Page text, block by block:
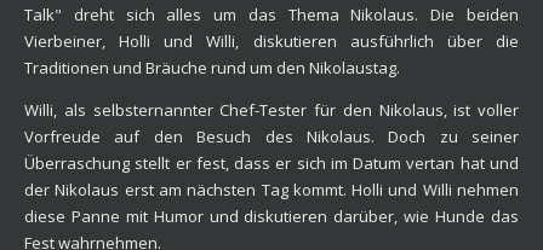
Talk" dreht sich alles um das Thema Nikolaus. Die beiden
Vierbeiner, Holli und Willi, diskutieren ausführlich über die
Traditionen und Bräuche rund um den Nikolaustag.
Willi, als selbsternannter Chef-Tester für den Nikolaus, ist voller
Vorfreude auf den Besuch des Nikolaus. Doch zu seiner
Überraschung stellt er fest, dass er sich im Datum vertan hat und
der Nikolaus erst am nächsten Tag kommt. Holli und Willi nehmen
diese Panne mit Humor und diskutieren darüber, wie Hunde das
Fest wahrnehmen.